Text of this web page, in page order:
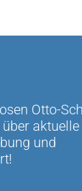
Otto-
aktuelle
und